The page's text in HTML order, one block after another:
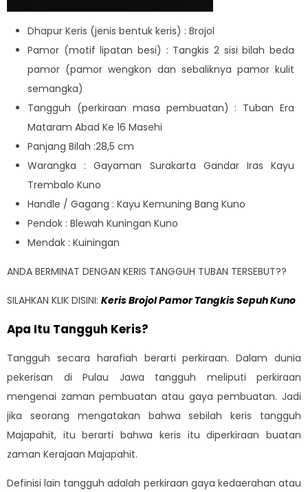
Dhapur Keris (jenis bentuk keris) : Brojol
Pamor (motif lipatan besi) : Tangkis 2 sisi bilah beda
pamor (pamor wengkon dan sebaliknya pamor kulit
semangka)
Tangguh (perkiraan masa pembuatan) : Tuban Era
Mataram Abad Ke 16 Masehi
Panjang Bilah :28,5 cm
Warangka : Gayaman Surakarta Gandar Iras Kayu
Trembalo Kuno
Handle / Gagang : Kayu Kemuning Bang Kuno
Pendok : Blewah Kuningan Kuno
Mendak : Kuiningan
ANDA BERMINAT DENGAN KERIS TANGGUH TUBAN TERSEBUT??
SILAHKAN KLIK DISINI: Keris Brojol Pamor Tangkis Sepuh Kuno
Apa Itu Tangguh Keris?
Tangguh secara harafiah berarti perkiraan. Dalam dunia
pekerisan di Pulau Jawa tangguh meliputi perkiraan
mengenai zaman pembuatan atau gaya pembuatan. Jadi
jika seorang mengatakan bahwa sebilah keris tangguh
Majapahit, itu berarti bahwa keris itu diperkiraan buatan
zaman Kerajaan Majapahit.
Definisi lain tangguh adalah perkiraan gaya kedaerahan atau